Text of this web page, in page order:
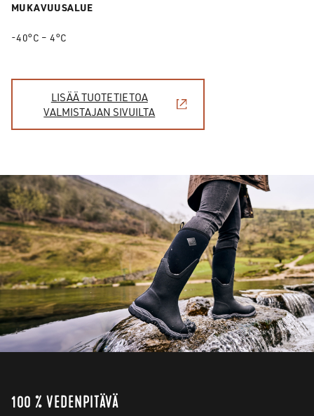
MUKAVUUSALUE
-40°C – 4°C
LISÄÄ TUOTETIETOA
VALMISTAJAN SIVUILTA
100 % VEDENPITÄVÄ